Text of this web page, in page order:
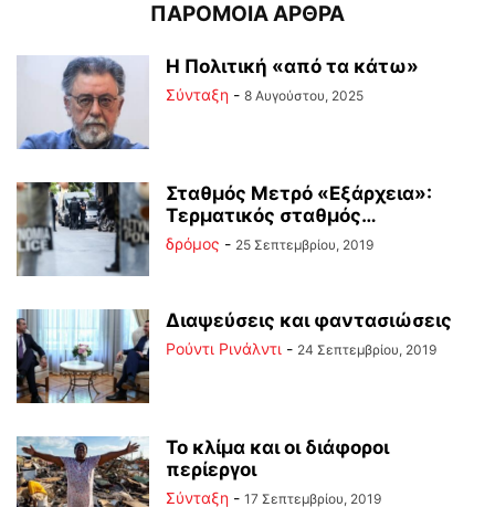
ΠΑΡΟΜΟΙΑ ΑΡΘΡΑ
Η Πολιτική «από τα κάτω»
Σύνταξη - 8 Αυγούστου, 2025
Σταθμός Μετρό «Εξάρχεια»:
Τερματικός σταθμός…
δρόμος - 25 Σεπτεμβρίου, 2019
Διαψεύσεις και φαντασιώσεις
Ρούντι Ρινάλντι - 24 Σεπτεμβρίου, 2019
Το κλίμα και οι διάφοροι
περίεργοι
Σύνταξη - 17 Σεπτεμβρίου, 2019